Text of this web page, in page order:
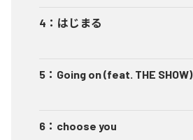
4 ： はじまる
5 ： Going on (feat. THE SHOW)
6 ： choose you